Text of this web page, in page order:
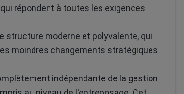
répondent à toutes les exigences
structure moderne et polyvalente, qui
moindres changements stratégiques
indépendante de la gestion